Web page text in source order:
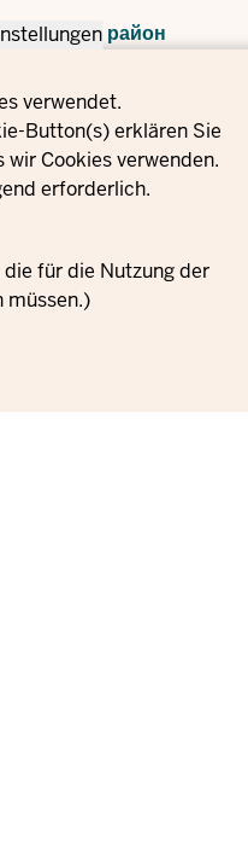
verwendet.
Button(s) erklären Sie
Cookies verwenden.
erforderlich.
für die Nutzung der
müssen.)
вашия район